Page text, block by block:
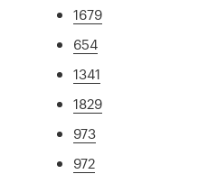
1679
654
1341
1829
973
972